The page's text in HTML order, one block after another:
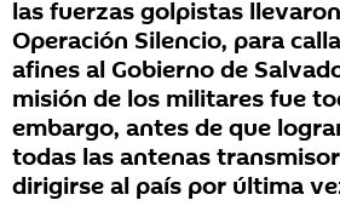
las fuerzas golpistas
Operación Silencio, para
afines al Gobierno de
misión de los militares fue
embargo, antes de que
todas las antenas
dirigirse al país por última